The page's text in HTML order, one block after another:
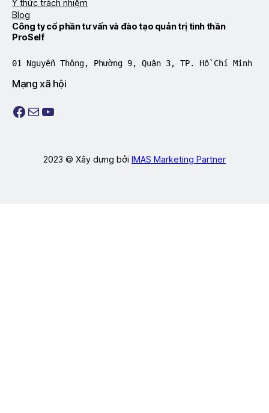
Ý thức trách nhiệm
Blog
Công ty cổ phần tư vấn và đào tạo quản trị tinh thần
ProSelf
01 Nguyễn Thông, Phường 9, Quận 3, TP. Hồ Chí Minh
Mạng xã hội
Facebook Mail Youtube
2023 © Xây dựng bởi IMAS Marketing Partner